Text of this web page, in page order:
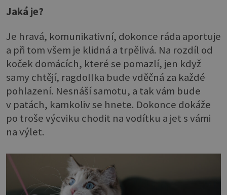
Jaká je?
Je hravá, komunikativní, dokonce ráda aportuje
a při tom všem je klidná a trpělivá. Na rozdíl od
koček domácích, které se pomazlí, jen když
samy chtějí, ragdollka bude vděčná za každé
pohlazení. Nesnáší samotu, a tak vám bude
v patách, kamkoliv se hnete. Dokonce dokáže
po troše výcviku chodit na vodítku a jet s vámi
na výlet.